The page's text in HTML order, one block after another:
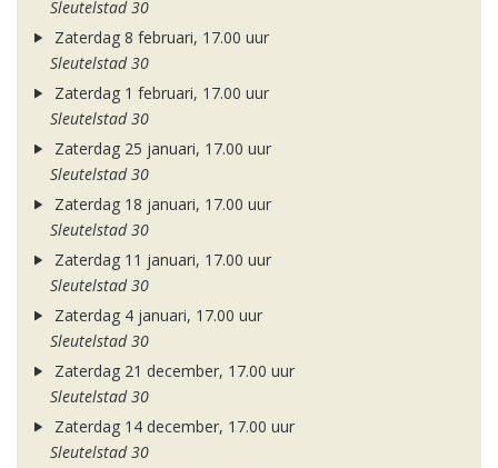
Sleutelstad 30
Zaterdag 8 februari, 17.00 uur
Sleutelstad 30
Zaterdag 1 februari, 17.00 uur
Sleutelstad 30
Zaterdag 25 januari, 17.00 uur
Sleutelstad 30
Zaterdag 18 januari, 17.00 uur
Sleutelstad 30
Zaterdag 11 januari, 17.00 uur
Sleutelstad 30
Zaterdag 4 januari, 17.00 uur
Sleutelstad 30
Zaterdag 21 december, 17.00 uur
Sleutelstad 30
Zaterdag 14 december, 17.00 uur
Sleutelstad 30